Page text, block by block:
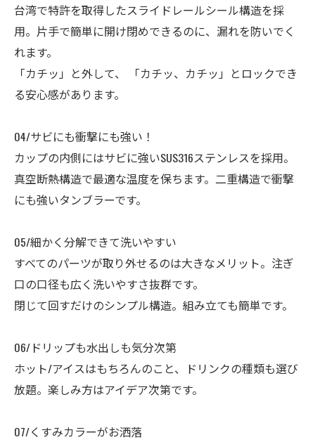
台湾で特許を取得したスライドレールシール構造を採
用。片手で簡単に開け閉めできるのに、漏れを防いでく
れます。
「カチッ」と外して、 「カチッ、カチッ」とロックでき
る安心感があります。
04/サビにも衝撃にも強い！
カップの内側にはサビに強いSUS316ステンレスを採用。
真空断熱構造で最適な温度を保ちます。二重構造で衝撃
にも強いタンブラーです。
05/細かく分解できて洗いやすい
すべてのパーツが取り外せるのは大きなメリット。注ぎ
口の口径も広く洗いやすさ抜群です。
閉じて回すだけのシンプル構造。組み立ても簡単です。
06/ドリップも水出しも気分次第
ホット/アイスはもちろんのこと、ドリンクの種類も選び
放題。楽しみ方はアイデア次第です。
07/くすみカラーがお洒落